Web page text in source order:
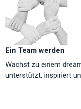
Ein Team werden
Wachst zu einem
unterstützt, inspiriert